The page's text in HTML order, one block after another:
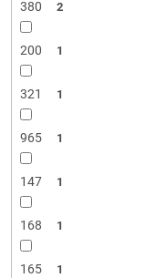
380 2
200 1
321 1
965 1
147 1
168 1
165 1